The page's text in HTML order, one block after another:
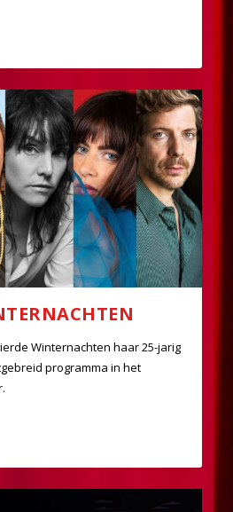
Winternachten haar 25-jarig
programma in het